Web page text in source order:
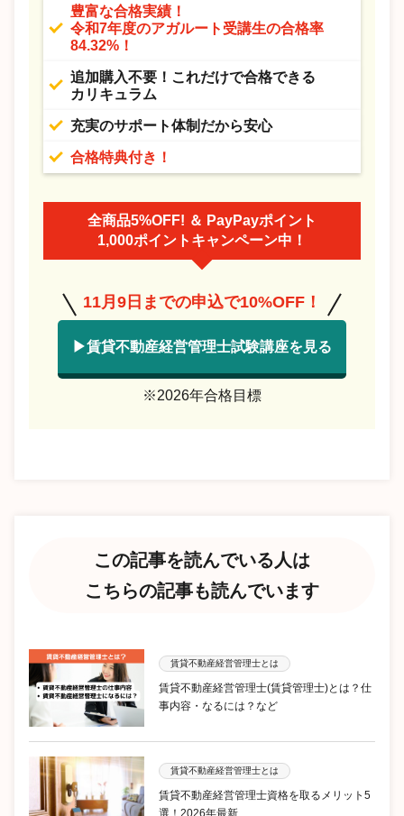
豊富な合格実績！
令和7年度のアガルート受講生の合格率
84.32%！
追加購入不要！これだけで合格できる
カリキュラム
充実のサポート体制だから安心
合格特典付き！
全商品5%OFF! ＆ PayPayポイント
1,000ポイントキャンペーン中！
11月9日までの申込で10%OFF！
▶賃貸不動産経営管理士試験講座を見る
※2026年合格目標
この記事を読んでいる人は
こちらの記事も読んでいます
賃貸不動産経営管理士とは
賃貸不動産経営管理士(賃貸管理士)とは？仕
事内容・なるには？など
賃貸不動産経営管理士とは
賃貸不動産経営管理士資格を取るメリット5
選！2026年最新